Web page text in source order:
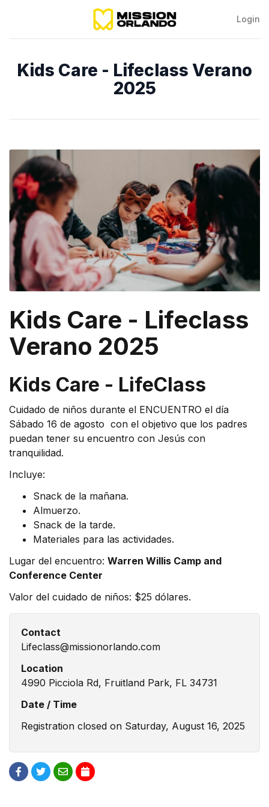
Mission
Orlando
Login
Kids Care - Lifeclass Verano
2025
Kids Care - Lifeclass
Verano 2025
Kids Care - LifeClass
Cuidado de niños durante el ENCUENTRO el día
Sábado 16 de agosto con el objetivo que los padres
puedan tener su encuentro con Jesús con
tranquilidad.
Incluye:
Snack de la mañana.
Almuerzo.
Snack de la tarde.
Materiales para las actividades.
Lugar del encuentro: Warren Willis Camp and
Conference Center
Valor del cuidado de niños: $25 dólares.
Contact
Lifeclass@missionorlando.com
Location
4990 Picciola Rd, Fruitland Park, FL 34731
Date / Time
Registration closed on Saturday, August 16, 2025